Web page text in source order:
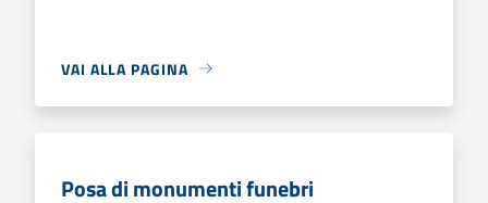
VAI ALLA PAGINA
Posa di monumenti funebri